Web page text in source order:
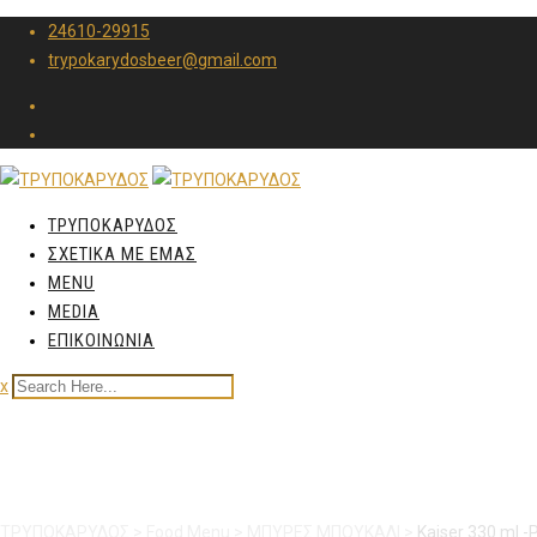
24610-29915
trypokarydosbeer@gmail.com
ΤΡΥΠΟΚΑΡΥΔΟΣ
ΣΧΕΤΙΚΑ ΜΕ ΕΜΑΣ
MENU
MEDIA
ΕΠΙΚΟΙΝΩΝΙΑ
x
Kaiser 330 ml -